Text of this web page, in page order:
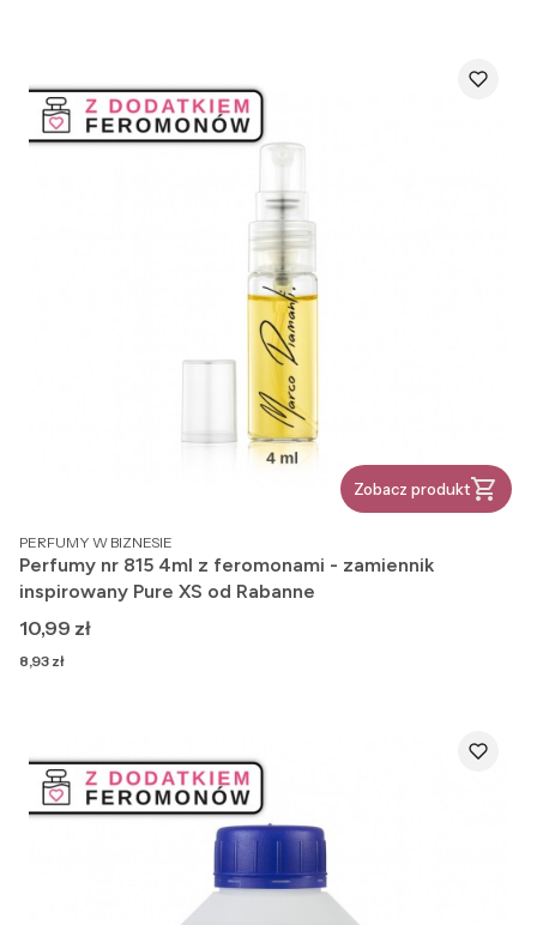
Zobacz produkt
PRODUCENT
PERFUMY W BIZNESIE
Perfumy nr 815 4ml z feromonami - zamiennik
inspirowany Pure XS od Rabanne
Cena
10,99 zł
Cena
8,93 zł